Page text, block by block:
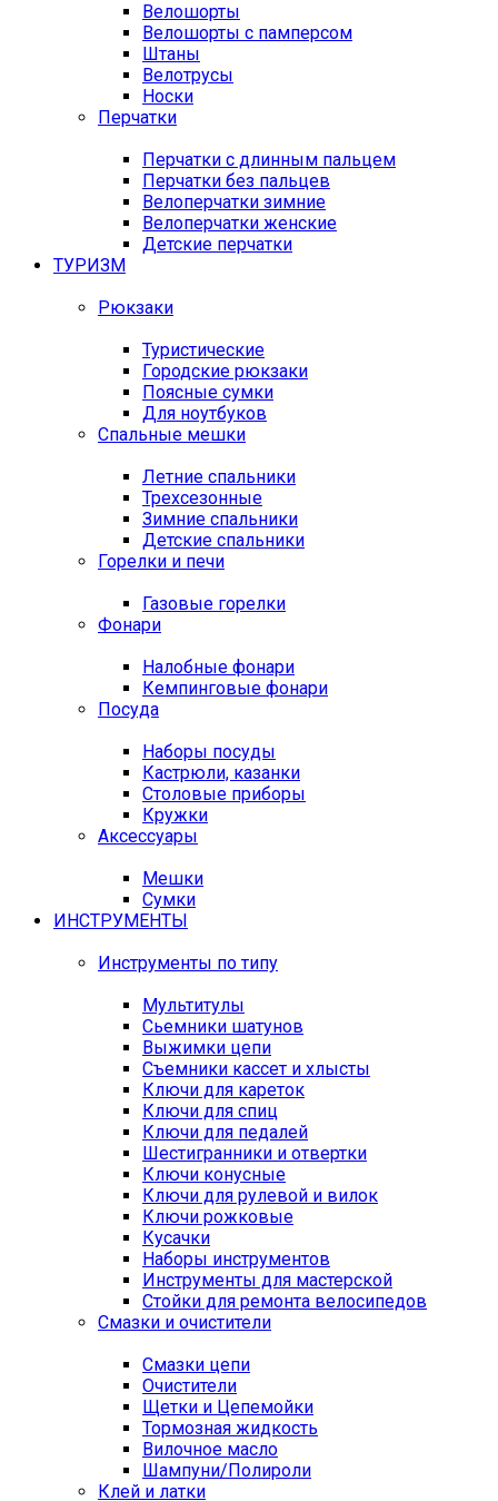
Велошорты
Велошорты с памперсом
Штаны
Велотрусы
Носки
Перчатки
Перчатки с длинным пальцем
Перчатки без пальцев
Велоперчатки зимние
Велоперчатки женские
Детские перчатки
ТУРИЗМ
Рюкзаки
Туристические
Городские рюкзаки
Поясные сумки
Для ноутбуков
Спальные мешки
Летние спальники
Трехсезонные
Зимние спальники
Детские спальники
Горелки и печи
Газовые горелки
Фонари
Налобные фонари
Кемпинговые фонари
Посуда
Наборы посуды
Кастрюли, казанки
Столовые приборы
Кружки
Аксессуары
Мешки
Сумки
ИНСТРУМЕНТЫ
Инструменты по типу
Мультитулы
Сьемники шатунов
Выжимки цепи
Съемники кассет и хлысты
Ключи для кареток
Ключи для спиц
Ключи для педалей
Шестигранники и отвертки
Ключи конусные
Ключи для рулевой и вилок
Ключи рожковые
Кусачки
Наборы инструментов
Инструменты для мастерской
Стойки для ремонта велосипедов
Смазки и очистители
Смазки цепи
Очистители
Щетки и Цепемойки
Тормозная жидкость
Вилочное масло
Шампуни/Полироли
Клей и латки